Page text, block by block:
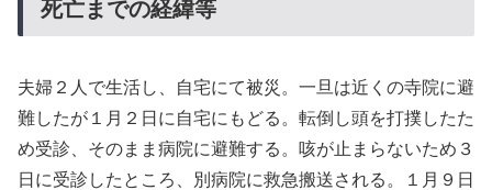
死亡までの経緯等
夫婦２人で生活し、自宅にて被災。一旦は近くの寺院に避
難したが１月２日に自宅にもどる。転倒し頭を打撲したた
め受診、そのまま病院に避難する。咳が止まらないため３
日に受診したところ、別病院に救急搬送される。１月９日